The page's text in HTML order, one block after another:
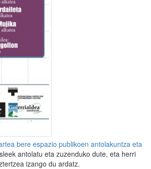
bere espazio publikoen antolakuntza eta
antolatu eta zuzenduko dute, eta herri
izango du ardatz.